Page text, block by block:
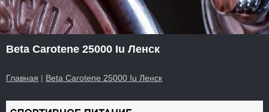
Beta Carotene 25000 Iu Ленск
Главная | Beta Carotene 25000 Iu Ленск